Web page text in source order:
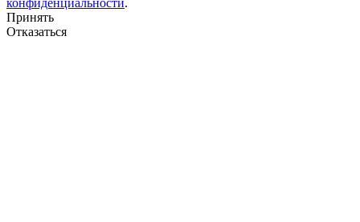
Группа горючести
Принять
Отказаться